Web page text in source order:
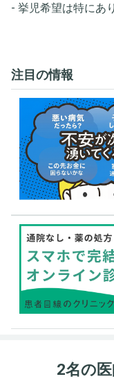
- 挙児希望は特にあ
注目の情報
2名の